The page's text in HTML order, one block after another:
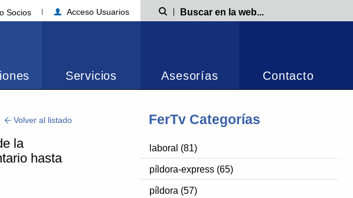
Socios Acceso Usuarios Búsqueda
Servicios Asesorías Contacto
FerTv Categorías
laboral (81)
píldora-express (65)
píldora (57)
Volver al listado
la
hasta